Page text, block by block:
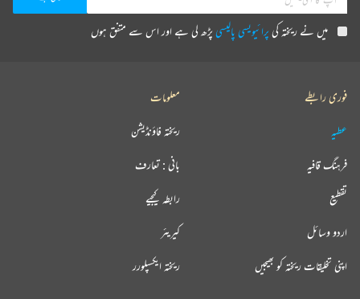
آشرم‘‘ 1922 میں ہی چھپ گیا تھا۔ ہندی میں ’’نرملا‘‘ 1923ء میں اور اردو میں 1929 میں شائع
ہوا۔ ’’چوگان ہستی‘‘ 1924ء میں لکھا گیا اور ’’رنگ بھومی‘‘ کے نام سے شائع ہو کر ہندوستانی اکیڈمی
تھا۔ یہی حال ’’غبن‘‘ اور ’’میدان عمل‘‘ (ہندی میں کرم بھومی) کا ہوا۔ ’’گؤ دان‘‘ پریم چند کا آخری
نامکمل رہا۔ اسے ہندی میں شائع کر دیا گیا ہے۔
ناول کے علاوہ پریم چند کے افسانوں کے گیارہ مجموعے شائع ہوئے ہیں۔ ان کی افسانہ نگاری کا آغاز
میں منتقل نہیں ہوسکیں۔ افسانوں کا ان کا پہلا مجموعہ ’’سوز وطن‘‘ نواب رائے کے نام سے چھپا تھا۔
پریم چند کے نام سے لکھنا شروع کیا۔ ان کے دوسرے مجموعوں میں پریم پچیسی، پریم بتیسی، پریم
میں نے ریختہ کیپرائیویسی پالیسیپڑھ لی ہے اور اس سے متفق ہوں
فوری رابطے
عطیہ
فرہنگ قافیہ
تقطیع
اردو وسائل
اپنی تخلیقات ریختہ کو بھیجیں
معلومات
ریختہ فاؤنڈیشن
بانی : تعارف
رابطہ کیجیے
کیریئر
ریختہ ایکسپلورر